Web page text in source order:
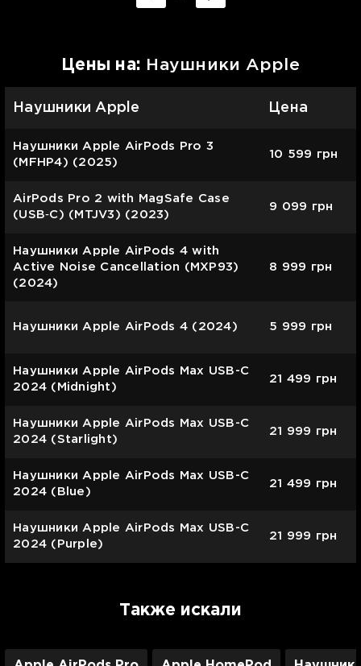
Цены на: Наушники Apple
Наушники Apple Цена
Наушники Apple AirPods Pro 3
(MFHP4) (2025)
10 599 грн
AirPods Pro 2 with MagSafe Case
(USB‑C) (MTJV3) (2023)
9 099 грн
Наушники Apple AirPods 4 with
Active Noise Cancellation (MXP93)
(2024)
8 999 грн
Наушники Apple AirPods 4 (2024) 5 999 грн
Наушники Apple AirPods Max USB-C
2024 (Midnight)
21 499 грн
Наушники Apple AirPods Max USB-C
2024 (Starlight)
21 999 грн
Наушники Apple AirPods Max USB-C
2024 (Blue)
21 499 грн
Наушники Apple AirPods Max USB-C
2024 (Purple)
21 999 грн
Также искали